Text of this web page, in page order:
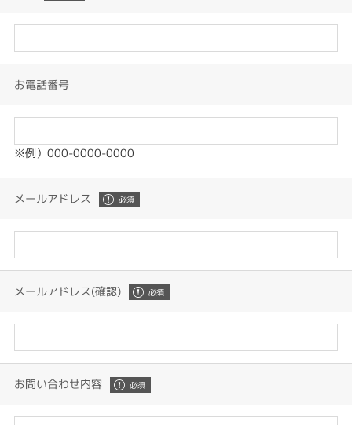
お電話番号
※例）000-0000-0000
メールアドレス
メールアドレス(確認)
お問い合わせ内容